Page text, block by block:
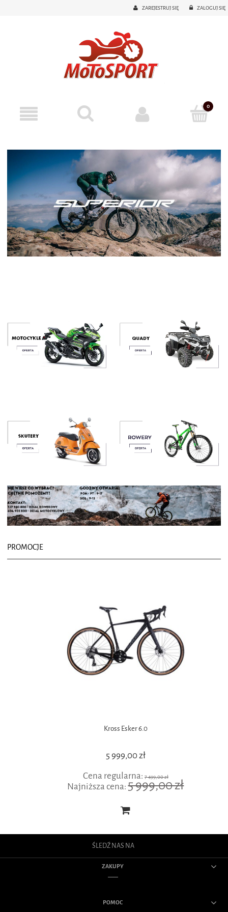
ZAREJESTRUJ SIĘ ZALOGUJ SIĘ
PROMOCJE
Kross Esker 6.0
5 999,00 zł
Cena regularna:7 499,00 zł
Najniższa cena:5 999,00 zł
ŚLEDŹ NAS NA
ZAKUPY
POMOC